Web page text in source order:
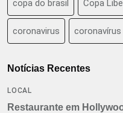
copa do brasil Copa
coronavirus coronavírus
Notícias Recentes
LOCAL
Restaurante em